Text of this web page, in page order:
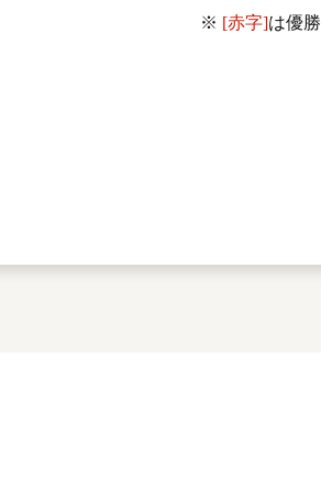
※ [赤字]は優